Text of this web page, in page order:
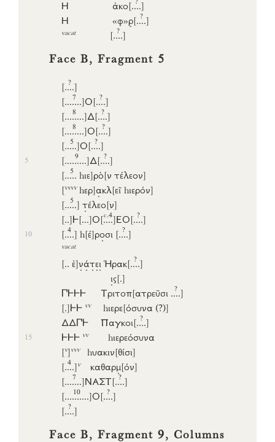
Η ἀκο [....]
Η [..
?
..]
vacat [..
?
..]
Face B, Fragment 5
[..
?
..]
[....
7
...] Ο [..
?
..]
[....
8
....] Δ [..
?
..]
[....
8
....] Ο [..
?
..]
[...
5
..] Ο [..
?
..]
5 [.....
9
....] Δ [..
?
..]
[...
5
.. hιε] ρὸ [ν τέλεον]
[vvvv hερ] ακλ [εῖ hιερόν]
[...
5
..] τ έλεο [ν]
[..] 𐅂 [...] Ο [..
c.4
..] ΕΟ [..
?
..]
10 [..
4
..] h [έ] ρ ο σι [..
?
..]
vacat
[.. ἐ]ν άτ ε ι Ἡρακ [..
?
..]
ι ς [.]
𐅃𐅂𐅂𐅂 Τριτοπ [ατρεῦσι ..
?
..]
[.] 𐅂𐅂 vv hιερε [όσυνα (?)]
ΔΔ𐅃𐅂 Παγκοι [..
?
..]
15 𐅂𐅂𐅂 vv hιερεόσυνα
[v] vvv hυακιν [θίσι]
[..
4
..] v καθαρ μ [όν]
[....
7
...] ΝΑΣΤ [..
?
..]
[.....
10
.....] Ο [..
?
..]
[..
?
..]
Face B, Fragment 9, Columns